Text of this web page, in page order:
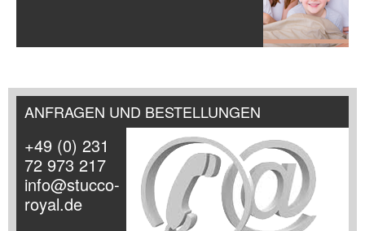
ANFRAGEN UND BESTELLUNGEN
+49 (0) 231
72 973 217
info@stucco-
royal.de